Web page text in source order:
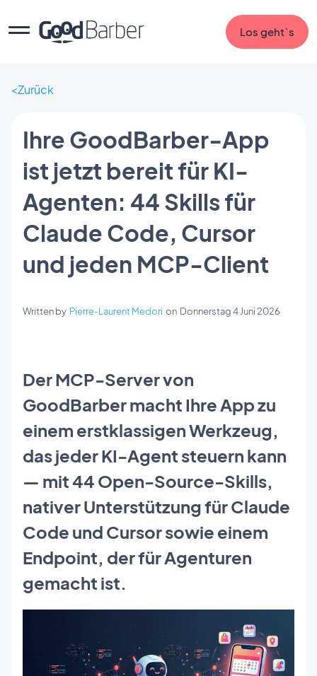
Los geht`s
Zurück
Ihre GoodBarber-App
ist jetzt bereit für KI-
Agenten: 44 Skills für
Claude Code, Cursor
und jeden MCP-Client
Written by Pierre-Laurent Medori on Donnerstag 4 Juni 2026
Der MCP-Server von
GoodBarber macht Ihre App zu
einem erstklassigen Werkzeug,
das jeder KI-Agent steuern kann
— mit 44 Open-Source-Skills,
nativer Unterstützung für Claude
Code und Cursor sowie einem
Endpoint, der für Agenturen
gemacht ist.